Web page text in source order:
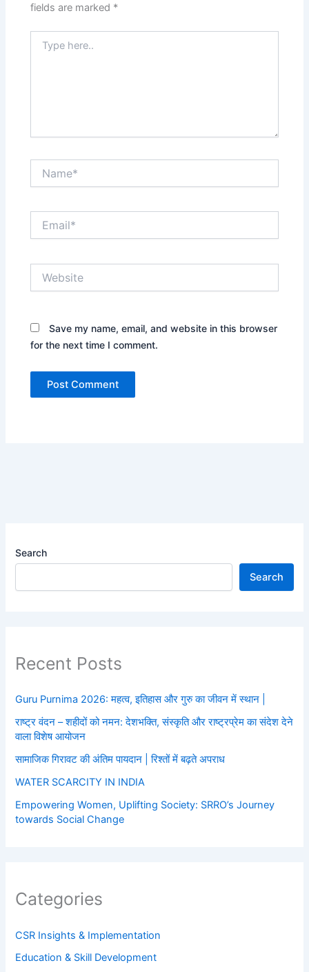
fields are marked *
here..
Save my name, email, and website in this browser
for the next time I comment.
Search
Search
Recent Posts
Guru Purnima 2026: महत्व, इतिहास और गुरु का जीवन में स्थान |
राष्ट्र वंदन – शहीदों को नमन: देशभक्ति, संस्कृति और राष्ट्रप्रेम का संदेश देने
वाला विशेष आयोजन
सामाजिक गिरावट की अंतिम पायदान | रिश्तों में बढ़ते अपराध
WATER SCARCITY IN INDIA
Empowering Women, Uplifting Society: SRRO’s Journey
towards Social Change
Categories
CSR Insights & Implementation
Education & Skill Development